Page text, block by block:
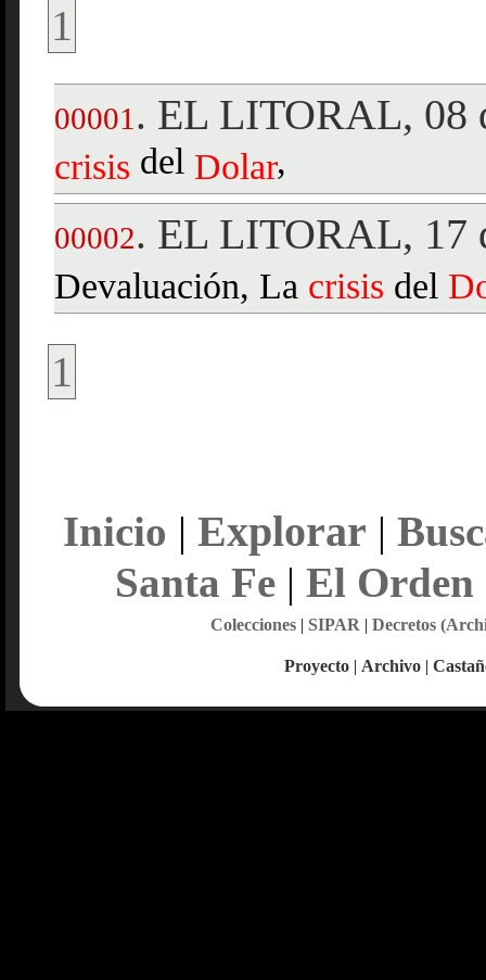
1
00001 . EL LITORAL, 08
crisis del Dolar,
00002. EL LITORAL, 17
Devaluación, La crisis del
1
Inicio | Explorar |
Santa Fe| El Orden
Colecciones| SIPAR | Decretos
Proyecto | Archivo |